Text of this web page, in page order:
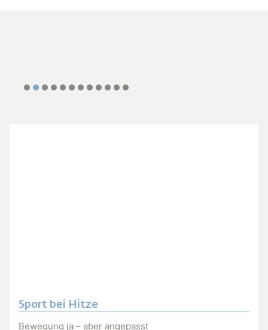
Sport bei Hitze
Bewegung ja – aber angepasst